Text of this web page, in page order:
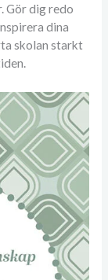
Gör dig redo
dina
skolan starkt